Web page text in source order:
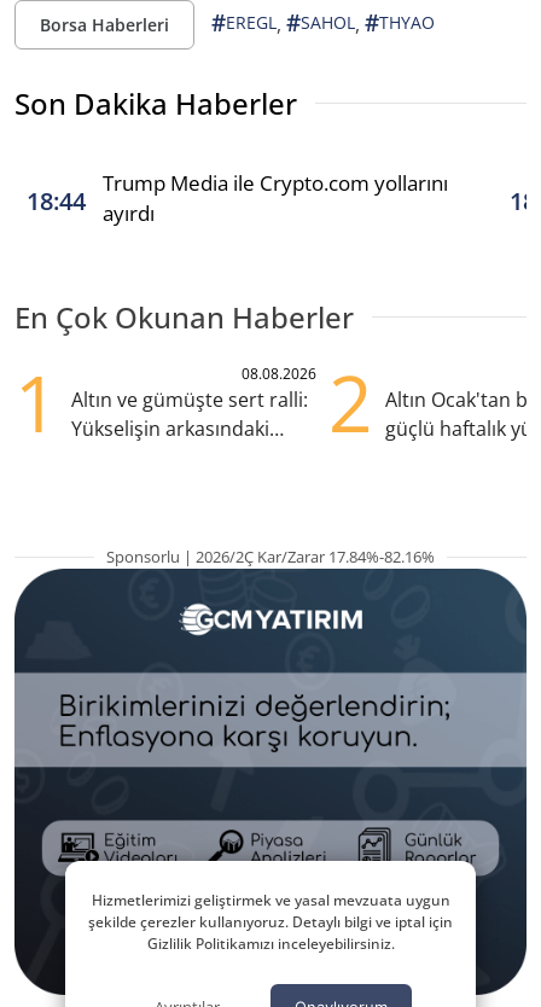
Borsa Haberleri #EREGL, #SAHOL, #THYAO
Son Dakika Haberler
18:44
Trump Media ile Crypto.com yollarını
ayırdı
En Çok Okunan Haberler
1 08.08.2026
Altın ve gümüşte sert ralli:
Yükselişin arkasındaki
2
Altın Ocak'tan
güçlü haftalık
Sponsorlu | 2026/2Ç Kar/Zarar 17.84%-82.16%
Hizmetlerimizi geliştirmek ve yasal mevzuata uygun
şekilde çerezler kullanıyoruz. Detaylı bilgi ve iptal için
Gizlilik Politikamızı inceleyebilirsiniz.